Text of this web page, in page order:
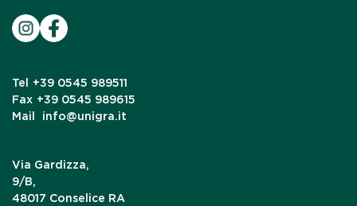
Tel
+39 0545 989511
Fax +39 0545 989615
Mail
info@unigra.it
Via Gardizza,
9/B,
48017 Conselice RA